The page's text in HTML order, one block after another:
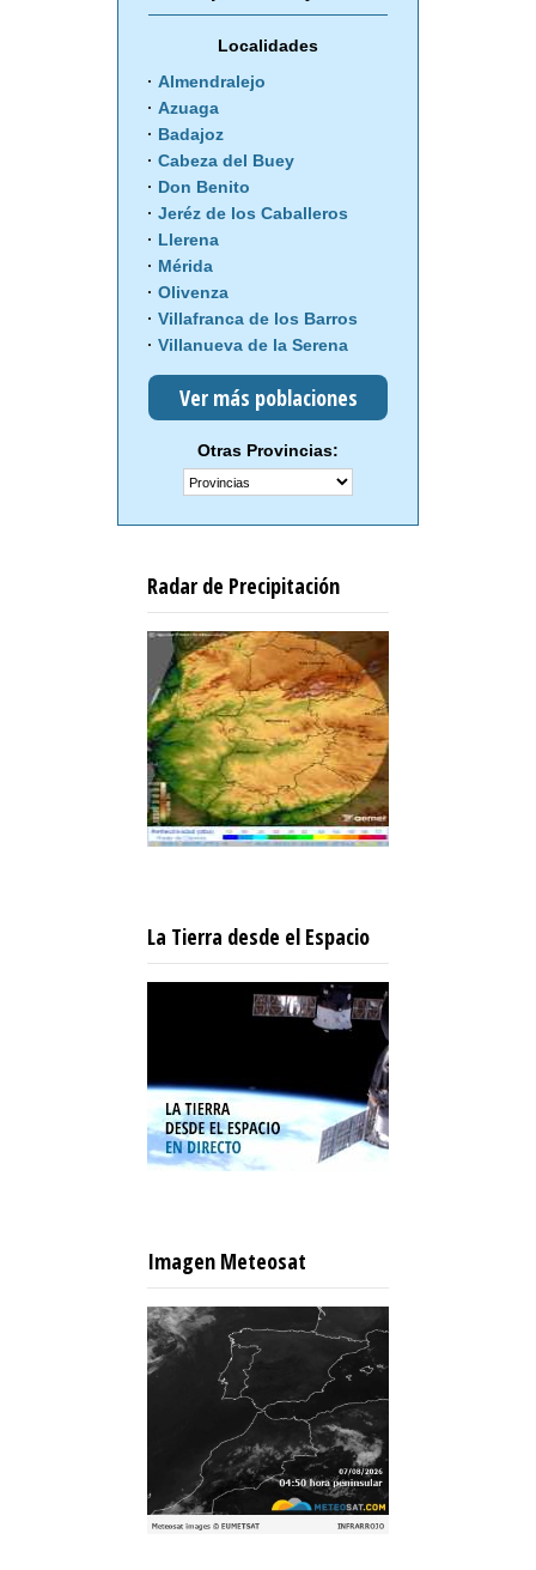
Localidades
Almendralejo
Azuaga
Badajoz
Cabeza del Buey
Don Benito
Jeréz de los Caballeros
Llerena
Mérida
Olivenza
Villafranca de los Barros
Villanueva de la Serena
Ver más poblaciones
Otras Provincias:
Radar de Precipitación
La Tierra desde el Espacio
Imagen Meteosat